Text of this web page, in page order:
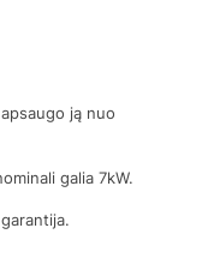
ją nuo
galia 7kW.